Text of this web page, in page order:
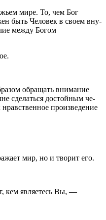
мире. То, чем Бог
быть Человек в своем вну-
между Богом
обращать внимание
сделаться достойным че-
произведение
мир, но и творит его.
кем являетесь Вы, —